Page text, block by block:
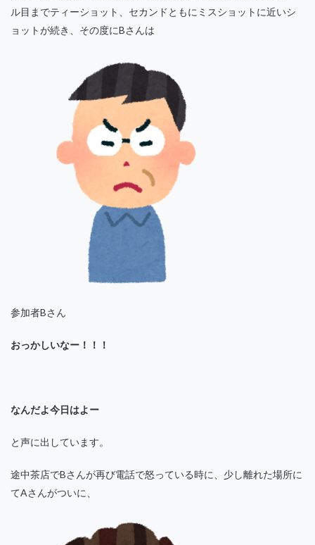
ル目までティーショット、セカンドともにミスショットに近いシ
ョットが続き、その度にBさんは
参加者Bさん
おっかしいなー！！！
なんだよ今日はよー
と声に出しています。
途中茶店でBさんが再び電話で怒っている時に、少し離れた場所に
てAさんがついに、